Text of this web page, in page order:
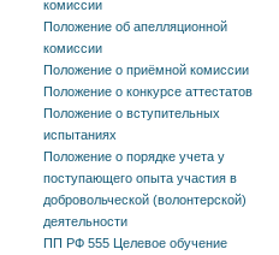
комиссии
Положение об апелляционной
комиссии
Положение о приёмной комиссии
Положение о конкурсе аттестатов
Положение о вступительных
испытаниях
Положение о порядке учета у
поступающего опыта участия в
добровольческой (волонтерской)
деятельности
ПП РФ 555 Целевое обучение